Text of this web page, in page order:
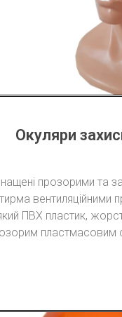
Окуляри
прозорими та
вентиляційними
ПВХ пластик,
пластмасовим